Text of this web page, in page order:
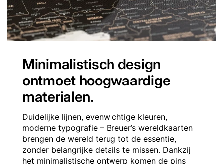
Minimalistisch design
ontmoet hoogwaardige
materialen.
Duidelijke lijnen, evenwichtige kleuren,
moderne typografie – Breuer’s wereldkaarten
brengen de wereld terug tot de essentie,
zonder belangrijke details te missen. Dankzij
het minimalistische ontwerp komen de pins